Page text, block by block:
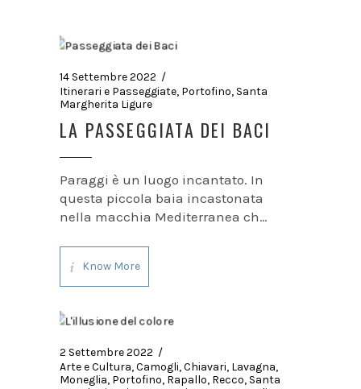
14 Settembre 2022
Itinerari e Passeggiate, Portofino, Santa
Margherita Ligure
LA PASSEGGIATA DEI BACI
Paraggi è un luogo incantato. In
questa piccola baia incastonata
nella macchia Mediterranea che
color smeraldo sino a lambire
una spiaggia di sabbia fine dove
gli ombrelloni
Know More
2 Settembre 2022
Arte e Cultura,Camogli,Chiavari, Lavagna,
Moneglia, Portofino, Rapallo, Recco, Santa